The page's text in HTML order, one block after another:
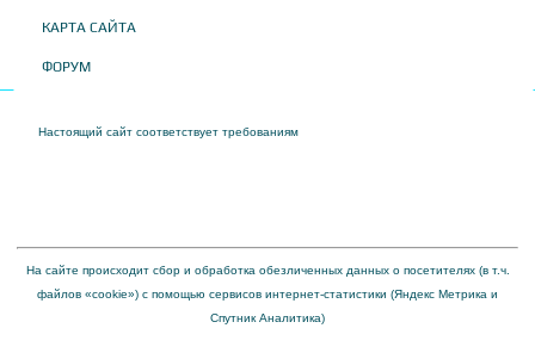
КАРТА САЙТА
ФОРУМ
Настоящий сайт соответствует требованиям
На сайте происходит сбор и обработка обезличенных данных о посетителях (в т.ч.
файлов «cookie») с помощью сервисов интернет-статистики (Яндекс Метрика и
Спутник Аналитика)